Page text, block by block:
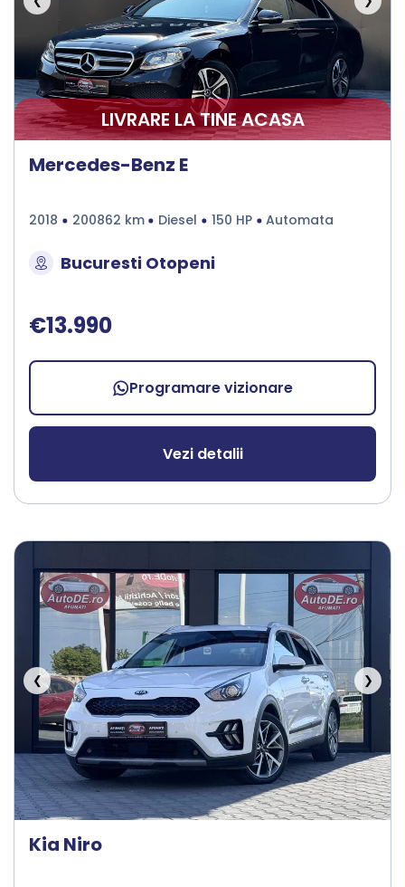
LIVRARE LA TINE ACASA
Mercedes-Benz E
2018 200862 km Diesel 150 HP Automata
Bucuresti Otopeni
€13.990
Programare vizionare
Vezi detalii
❮ ❯
Kia Niro